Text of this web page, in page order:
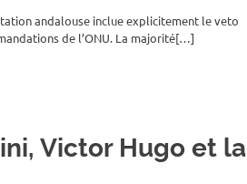
andalouse inclue explicitement le veto
de l’ONU. La majorité[…]
Victor Hugo et la